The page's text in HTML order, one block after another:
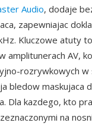
Audio, dodaje
zapewniajac
Kluczowe atuty
amplitunerach AV,
rozrywkowych w
bledow maskujaca
Dla kazdego, kto
na